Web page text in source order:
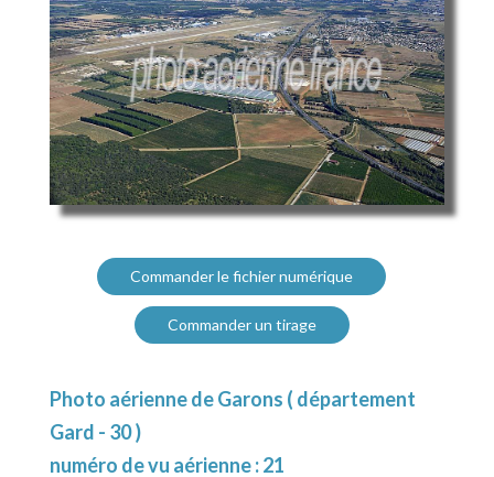
Commander le fichier numérique
Commander un tirage
Photo aérienne de Garons ( département
Gard - 30 )
numéro de vu aérienne : 21